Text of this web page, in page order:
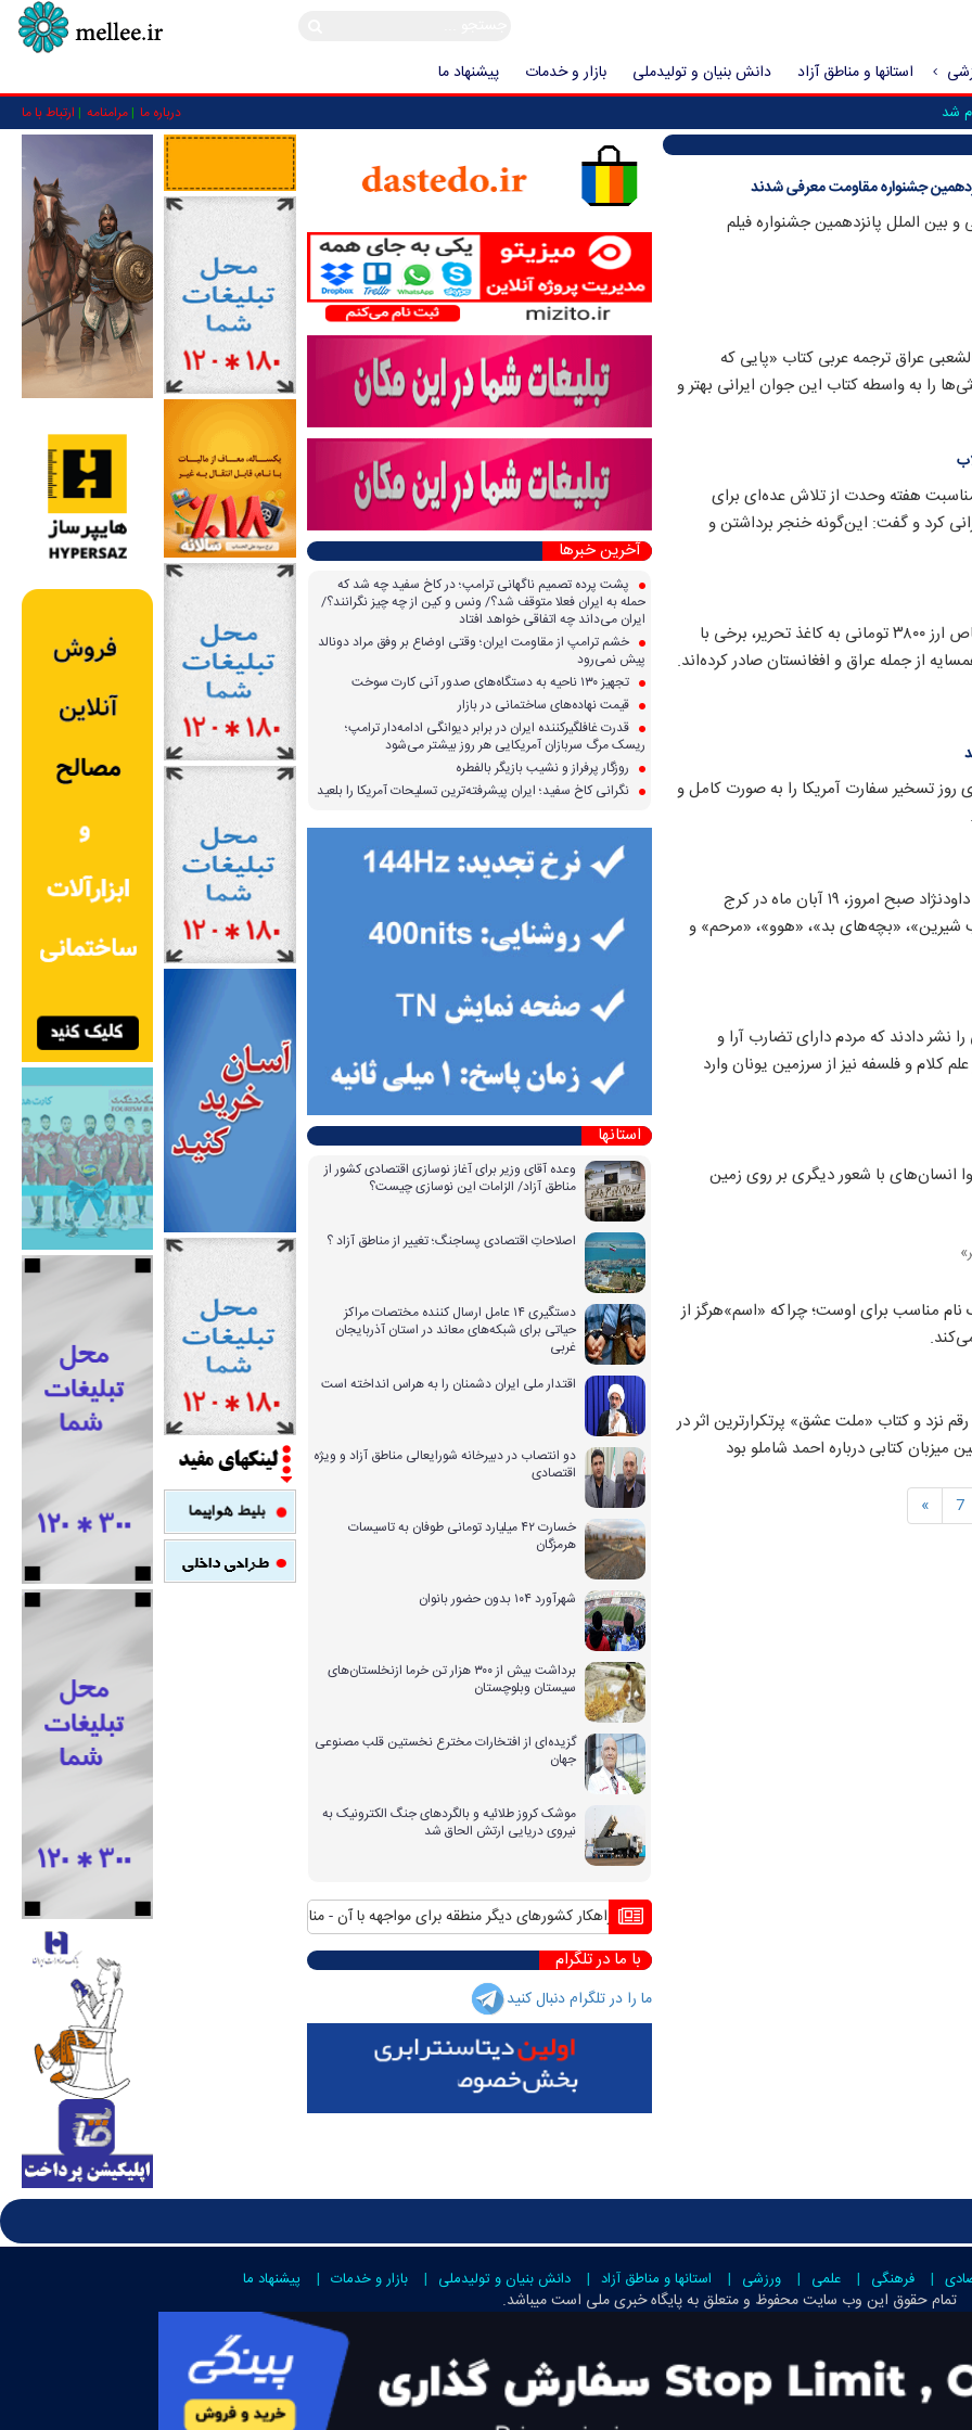
استانها و مناطق آزاد دانش بنیان و تولیدملی بازار و خدمات پیشنهاد ما
شد درباره ما مرامنامه ارتباط با ما
جشنواره مقاومت معرفی شدند
بین الملل پانزدهمین جشنواره فیلم
عراق ترجمه عربی کتاب «پایی که
را به واسطه کتاب این جوان ایرانی بهتر و
هفته وحدت از تلاش عده‌ای برای
کرد و گفت: این‌گونه خنجر برداشتن و
یک واردکننده کاغذ می‌گوید: در ماه‌های اخیر با اختصاص ارز ۳۸۰۰ تومانی به کاغذ تحریر، برخی با
از جمله عراق و افغانستان صادر کرده‌اند.
روز تسخیر سفارت آمریکا را به صورت کامل و
«احترام السادات حبیبیان» بازیگر سینما و مادر علیرضا داودنژاد صبح امروز، ۱۹ آبان ماه در کرج
«بچه‌های بد»، «هوو»، «مرحم» و
نشر دادند که مردم دارای تضارب آرا و
کلام و فلسفه نیز از سرزمین یونان وارد
انسان‌های با شعور دیگری بر روی زمین
نام مناسب برای اوست؛ چراکه «اسم»هرگز از
نزد و کتاب‌ «ملت عشق» پرتکرارترین اثر در
کتابی درباره احمد شاملو بود
7
»
آخرین خبرها
پشت پرده تصمیم ناگهانی ترامپ؛ در کاخ سفید چه شد که
حمله به ایران فعلا متوقف شد؟/ ونس و کین از چه چیز نگرانند؟/
ایران می‌داند چه اتفاقی خواهد افتاد
خشم ترامپ از مقاومت ایران؛ وقتی اوضاع بر وفق مراد دونالد
پیش نمی‌رود
تجهیز ۱۳۰ ناحیه به دستگاه‌های صدور آنی کارت سوخت
قیمت نهاده‌های ساختمانی در بازار
قدرت غافلگیرکننده ایران در برابر دیوانگی ادامه‌دار ترامپ؛
ریسک مرگ سربازان آمریکایی هر روز بیشتر می‌شود
روزگار پرفراز و نشیب بازیگر بالفطره
نگرانی کاخ سفید؛ ایران پیشرفته‌ترین تسلیحات آمریکا را بلعید
استانها
وعده آقای وزیر برای آغاز نوسازی اقتصادی کشور از
مناطق آزاد/ الزامات این نوسازی چیست؟
اصلاحاتِ اقتصادی پساجنگ؛ تغییر از مناطق آزاد ؟
دستگیری ۱۴ عامل ارسال کننده مختصات مراکز
حیاتی برای شبکه‌های معاند در استان آذربایجان
غربی
اقتدار ملی ایران دشمنان را به هراس انداخته است
دو انتصاب در دبیرخانه شورایعالی مناطق آزاد و ویژه
اقتصادی
خسارت ۴۲ میلیارد تومانی طوفان به تاسیسات
هرمزگان
شهرآورد ۱۰۴ بدون حضور بانوان
برداشت بیش از ۳۰۰ هزار تن خرما ازنخلستان‌های
سیستان وبلوچستان
گزیده‌ای از افتخارات مخترع نخستین قلب مصنوعی
جهان
موشک کروز طلائیه و بالگردهای جنگ الکترونیک به
نیروی دریایی ارتش الحاق شد
بحران بی آبی و راهکار کشورهای دیگر منطقه برای مواجهه با آن منافع پایدار ایران در شانگهای چیست؟ استقبال رسمی
با ما در تلگرام
ما را در تلگرام دنبال کنید
فرهنگی علمی ورزشی استانها و مناطق آزاد دانش بنیان و تولیدملی بازار و خدمات پیشنهاد ما
تمام حقوق این وب سایت محفوظ و متعلق بهپایگاه خبری ملی استمیباشد.